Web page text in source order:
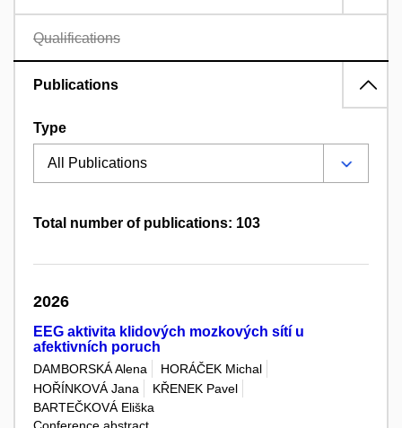
Qualifications
Publications
Type
Total number of publications: 103
2026
EEG aktivita klidových mozkových sítí u
afektivních poruch
DAMBORSKÁ Alena
HORÁČEK Michal
HOŘÍNKOVÁ Jana
KŘENEK Pavel
BARTEČKOVÁ Eliška